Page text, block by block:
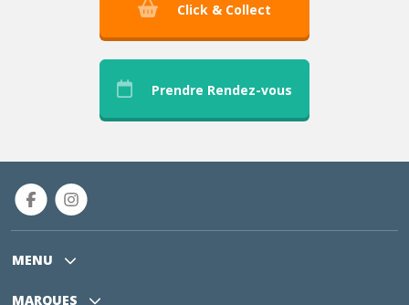
Click & Collect
Prendre Rendez-vous
MENU
MARQUES